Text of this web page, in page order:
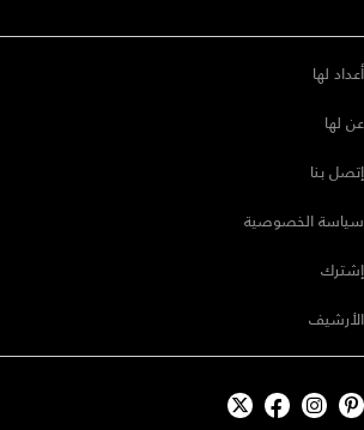
أعداد لها
عن لها
إتصل بنا
سياسة الخصوصية
إشترك
الأرشيف